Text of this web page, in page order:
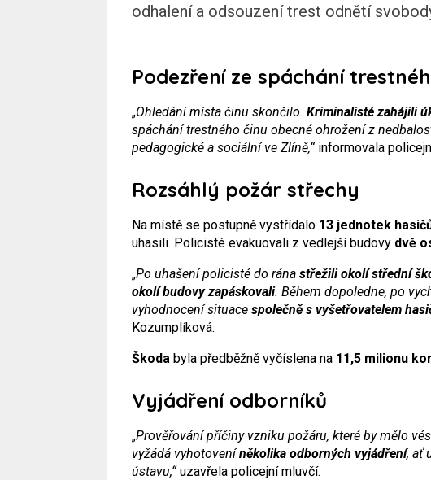
odhalení a odsouzení trest odnětí
Podezření ze spáchání
„Ohledání místa činu skončilo. Kriminalisté zahájili
spáchání trestného činu obecné ohrožení z
pedagogické a sociální ve Zlíně,“informovala
Rozsáhlý požár střechy
Na místě se postupně vystřídalo 13 jednotek
uhasili. Policisté evakuovali z vedlejší budovy dvě
„Po uhašení policisté do rána střežili okolí střední
okolí budovy zapáskovali. Během dopoledne, po
vyhodnocení situace společně s vyšetřovatelem
Kozumplíková.
Škoda byla předběžně vyčíslena na 11,5 milionu
Vyjádření odborníků
„Prověřování příčiny vzniku požáru, které by mělo
vyžádá vyhotoveníněkolika odborných vyjádření, ať
ústavu,“uzavřela policejní mluvčí.